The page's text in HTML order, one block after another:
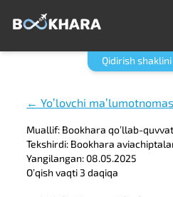
Qidirish
← Yoʼlovchi
Muallif: Bookhara qoʼllab-
Tekshirdi: Bookhara
Yangilangan: 08.05.2025
Oʼqish vaqti 3 daqiqa